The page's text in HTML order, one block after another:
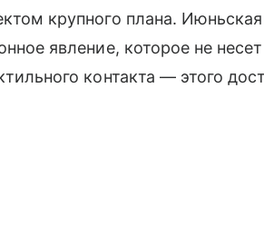
крупного плана.
явление, которое не
контакта — этого